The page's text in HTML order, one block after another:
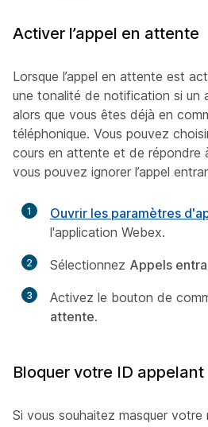
Activer l’appel en attente
Lorsque l’appel en attente est
une tonalité de notification si un
alors que vous êtes déjà en
téléphonique. Vous pouvez
cours en attente et de répondre
vous pouvez ignorer l’appel
1 Ouvrir les paramètres
l'application Webex.
2 Sélectionnez Appels
3 Activez le bouton de
attente.
Bloquer votre ID appelant
Si vous souhaitez masquer votre